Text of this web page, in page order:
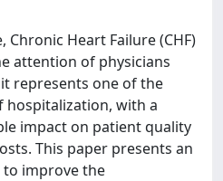
Chronic Heart Failure (CHF)
attention of physicians
represents one of the
hospitalization, with a
impact on patient quality
This paper presents an
to improve the